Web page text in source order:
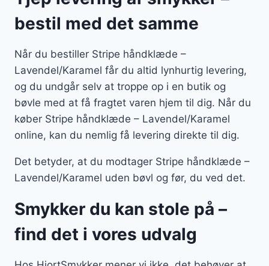
bestil med det samme
Når du bestiller Stripe håndklæde –
Lavendel/Karamel får du altid lynhurtig levering,
og du undgår selv at troppe op i en butik og
bøvle med at få fragtet varen hjem til dig. Når du
køber Stripe håndklæde – Lavendel/Karamel
online, kan du nemlig få levering direkte til dig.
Det betyder, at du modtager Stripe håndklæde –
Lavendel/Karamel uden bøvl og før, du ved det.
Smykker du kan stole på –
find det i vores udvalg